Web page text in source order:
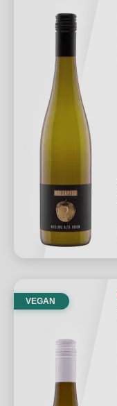
VEGAN